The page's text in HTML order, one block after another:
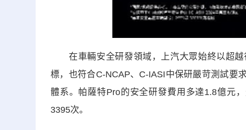
在車輛安全研發領域，上汽大眾始終以超越
標，也符合C-NCAP、C-IASI中保研嚴苛測試要
體系。帕薩特Pro的安全研發費用多達1.8億元
3395次。